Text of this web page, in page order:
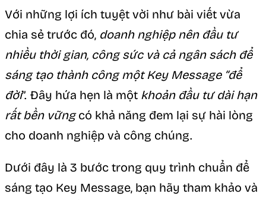
Với những lợi ích tuyệt vời như bài viết vừa
chia sẻ trước đó, doanh nghiệp nên đầu tư
nhiều thời gian, công sức và cả ngân sách để
sáng tạo thành công một Key Message “để
đời”. Đây hứa hẹn là một khoản đầu tư dài hạn
rất bền vữngcó khả năng đem lại sự hài lòng
cho doanh nghiệp và công chúng.
Dưới đây là 3 bước trong quy trình chuẩn để
sáng tạo Key Message, bạn hãy tham khảo và